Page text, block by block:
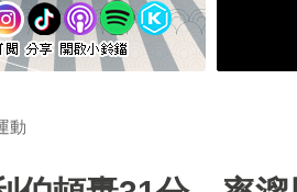
動